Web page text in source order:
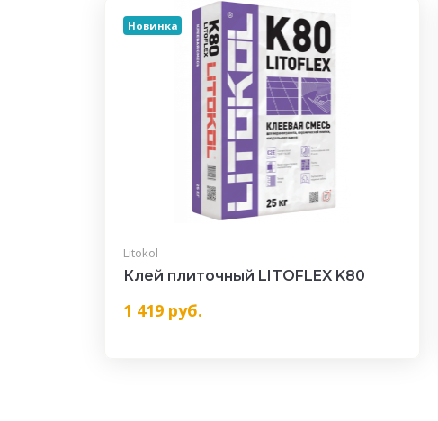
Новинка
Litokol
Клей плиточный LITOFLEX K80
1 419 руб.